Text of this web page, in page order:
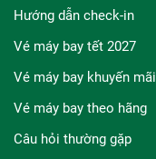
Hướng dẫn check-in
Vé máy bay tết 2027
Vé máy bay khuyến mãi
Vé máy bay theo hãng
Câu hỏi thường gặp